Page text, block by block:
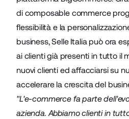
di composable commerce
flessibilità e la
business, Selle Italia può ora
ai clienti già presenti in tutto il
nuovi clienti ed affacciarsi su
accelerare la crescita del
"L'e-commerce fa parte
azienda. Abbiamo clienti in